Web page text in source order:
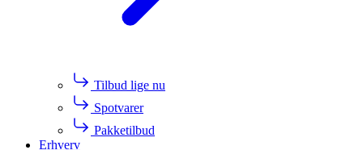
Tilbud lige nu
Spotvarer
Pakketilbud
Erhverv